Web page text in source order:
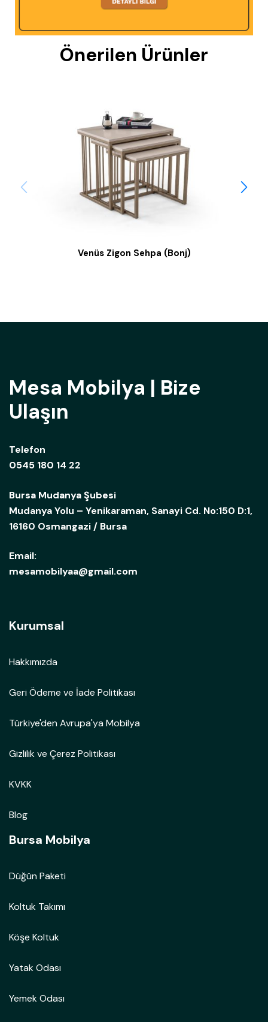
Önerilen Ürünler
Venüs Zigon Sehpa (Bonj)
Mesa Mobilya | Bize
Ulaşın
Telefon
0545 180 14 22
Bursa Mudanya Şubesi
Mudanya Yolu – Yenikaraman, Sanayi Cd. No:150 D:1,
16160 Osmangazi / Bursa
Email:
mesamobilyaa@gmail.com
Kurumsal
Hakkımızda
Geri Ödeme ve İade Politikası
Türkiye'den Avrupa'ya Mobilya
Gizlilik ve Çerez Politikası
KVKK
Blog
Bursa Mobilya
Düğün Paketi
Koltuk Takımı
Köşe Koltuk
Yatak Odası
Yemek Odası